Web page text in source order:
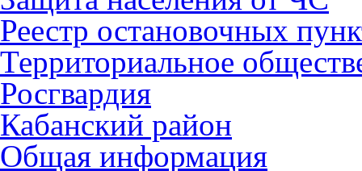
Реестр остановочных
Территориальное
Росгвардия
Кабанский район
Общая информация